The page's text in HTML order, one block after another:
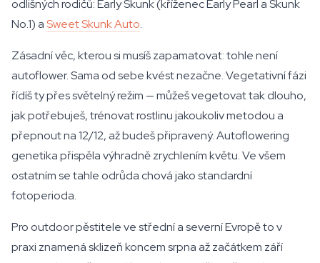
odlišných rodičů: Early Skunk (kříženec Early Pearl a Skunk
No.1) aSweet Skunk Auto.
Zásadní věc, kterou si musíš zapamatovat: tohle není
autoflower. Sama od sebe kvést nezačne. Vegetativní fázi
řídíš ty přes světelný režim — můžeš vegetovat tak dlouho,
jak potřebuješ, trénovat rostlinu jakoukoliv metodou a
přepnout na 12/12, až budeš připravený. Autoflowering
genetika přispěla výhradně zrychlením květu. Ve všem
ostatním se tahle odrůda chová jako standardní
fotoperioda.
Pro outdoor pěstitele ve střední a severní Evropě to v
praxi znamená sklizeň koncem srpna až začátkem září